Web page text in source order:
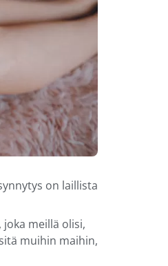
on laillista
meillä olisi,
muihin maihin,